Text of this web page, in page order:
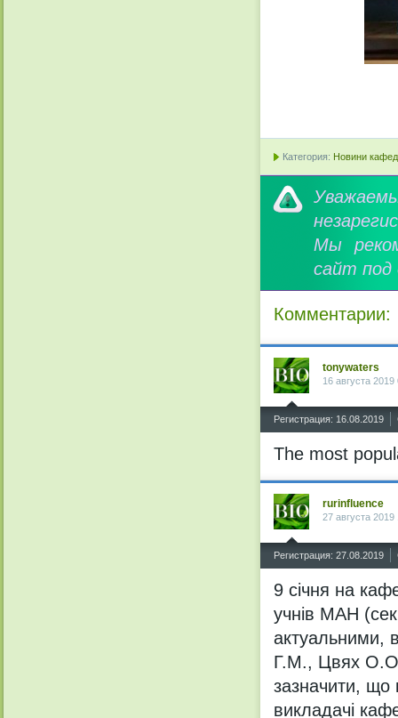
Категория: Новини
Мы
сайт под
Комментарии:
tonywaters
16 августа 2019
Регистрация: 16.08.2019
The most
rurinfluence
27 августа 2019
Регистрация: 27.08.2019
9 січня на
учнів МАН
актуальними,
Г.М., Цвях О.О.,
зазначити, що
викладачі